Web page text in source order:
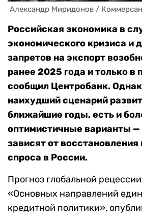
Александр Миридонов /
Российская экономика в
экономического кризиса и
запретов на экспорт
ранее 2025 года и только в
сообщил Центробанк.
наихудший сценарий
ближайшие годы, есть и
оптимистичные варианты —
зависят от восстановления
спроса в России.
Прогноз глобальной
«Основных направлений
кредитной политики»,